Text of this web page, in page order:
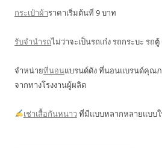
กระเป๋าผ้าราคาเริ่มต้นที่ 9 บาท
รับจำนำรถไม่ว่าจะเป็นรถเก๋ง รถกระบะ รถ
จำหน่ายที่นอนแบรนด์ดัง ที่นอนแบรนด์คุณ
จากทางโรงงานผู้ผลิต
เช่าเสื้อกันหนาวที่มีแบบหลากหลายแบบใ